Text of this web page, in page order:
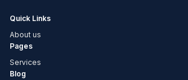
Quick Links
About us
Pages
Services
Blog